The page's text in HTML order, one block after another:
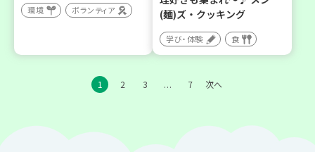
環境 ボランティア
(麺)ズ・クッキング
学び・体験 食
1 2 3 … 7 次へ